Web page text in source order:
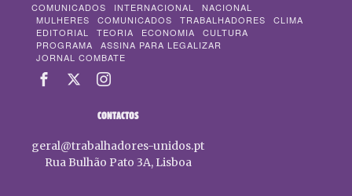
COMUNICADOS INTERNACIONAL
NACIONAL
MULHERES
COMUNICADOS TRABALHADORES
CLIMA
EDITORIAL
TEORIA ECONOMIA
CULTURA
PROGRAMA
ASSINA PARA LEGALIZAR
JORNAL COMBATE
CONTACTOS
geral@trabalhadores-unidos.pt
Rua Bulhão Pato 3A, Lisboa